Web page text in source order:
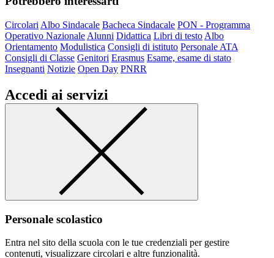
Circolari Albo Sindacale Bacheca Sindacale PON - Programma
Operativo Nazionale Alunni Didattica Libri di testo Albo
Orientamento Modulistica Consigli di istituto Personale ATA
Consigli di Classe Genitori Erasmus Esame, esame di stato
Insegnanti Notizie Open Day PNRR
Accedi ai servizi
Personale scolastico
Entra nel sito della scuola con le tue credenziali per gestire
contenuti, visualizzare circolari e altre funzionalità.